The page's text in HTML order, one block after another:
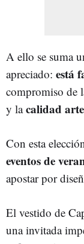
A ello se suma
apreciado: está
compromiso de
y lacalidad
Con esta
eventos de
apostar por
El vestido de
una invitada